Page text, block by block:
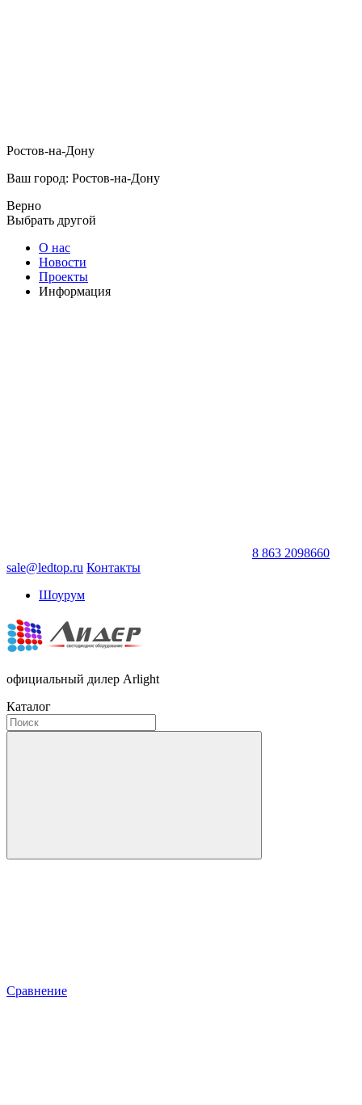
Ростов-на-Дону
Ваш город: Ростов-на-Дону
Верно
Выбрать другой
О нас
Новости
Проекты
Информация
8 863 2098660
sale@ledtop.ru Контакты
Шоурум
официальный дилер Arlight
Каталог
Сравнение